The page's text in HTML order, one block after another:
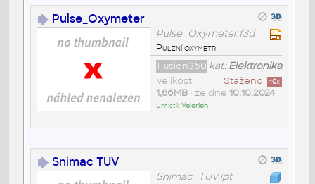
Pulse_Oxymeter
Pulse_Oxymeter.f3d
Pulzní oxymetr
kat:Elektronika
Fusion360
Staženo: 10x
Velikost
1,86MB• ze dne 10.10.2024
Umístil:Voldrich
Snimac TUV
Snimac_TUV.ipt